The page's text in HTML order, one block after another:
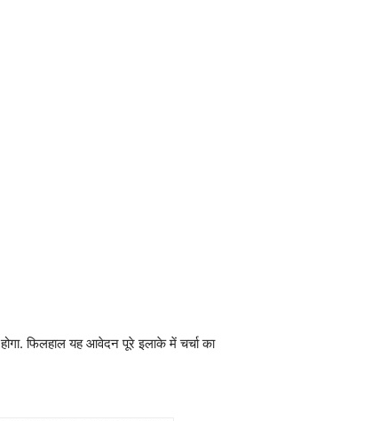
फिलहाल यह आवेदन पूरे इलाके में चर्चा का